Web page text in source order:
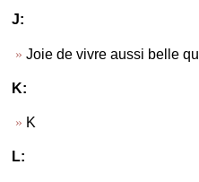
J:
Joie de vivre aussi belle
K:
K
L: